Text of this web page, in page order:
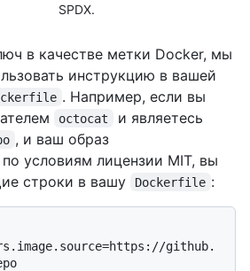
SPDX.
в качестве метки Docker, мы
инструкцию в вашей
. Например, если вы
octocat
и являетесь
, и ваш образ
условиям лицензии MIT, вы
строки в вашу
Dockerfile :
github.